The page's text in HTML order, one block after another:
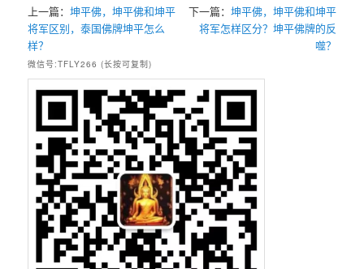
上一篇：坤平佛，坤平佛和坤平
将军区别，泰国佛牌坤平怎么
样？
下一篇： 坤平佛，坤平佛和坤平
将军怎样区分？坤平佛牌的反
噬？
微信号:TFLY266 (长按可复制)